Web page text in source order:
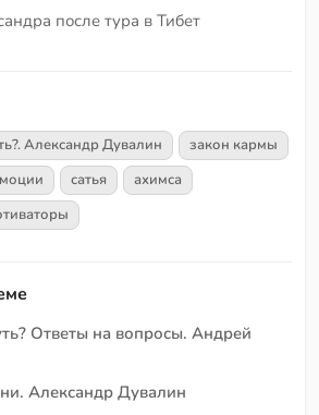
после тура в Тибет
Александр Дувалин
закон кармы
сатья
ахимса
Ответы на вопросы. Андрей
Александр Дувалин